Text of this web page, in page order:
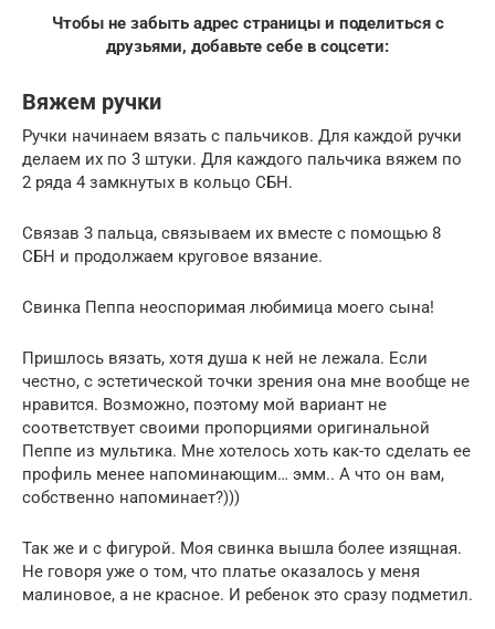
Чтобы не забыть адрес страницы и поделиться с
друзьями, добавьте себе в соцсети:
Вяжем ручки
Ручки начинаем вязать с пальчиков. Для каждой ручки
делаем их по 3 штуки. Для каждого пальчика вяжем по
2 ряда 4 замкнутых в кольцо СБН.
Связав 3 пальца, связываем их вместе с помощью 8
СБН и продолжаем круговое вязание.
Свинка Пеппа неоспоримая любимица моего сына!
Пришлось вязать, хотя душа к ней не лежала. Если
честно, с эстетической точки зрения она мне вообще не
нравится. Возможно, поэтому мой вариант не
соответствует своими пропорциями оригинальной
Пеппе из мультика. Мне хотелось хоть как-то сделать ее
профиль менее напоминающим… эмм.. А что он вам,
собственно напоминает?)))
Так же и с фигурой. Моя свинка вышла более изящная.
Не говоря уже о том, что платье оказалось у меня
малиновое, а не красное. И ребенок это сразу подметил.